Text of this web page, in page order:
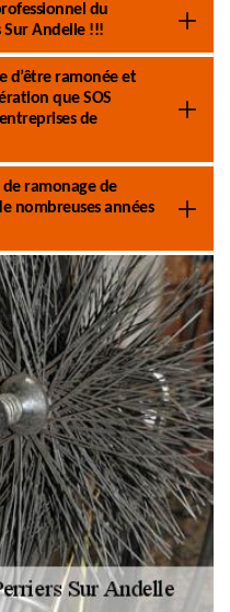
du
Sur Andelle !!!
d’être ramonée et
que SOS
de
de ramonage de
nombreuses années